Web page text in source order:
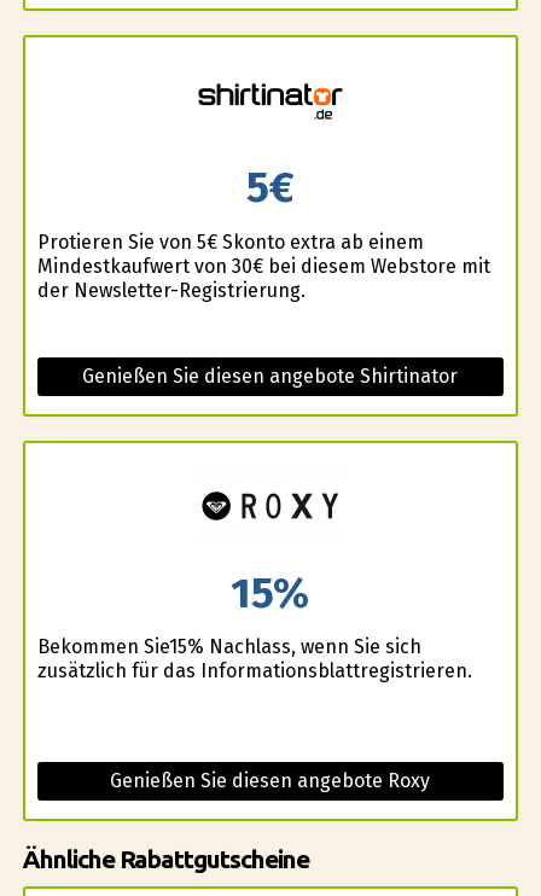
5€
Profitieren Sie von 5€ Skonto extra ab einem
Mindestkaufwert von 30€ bei diesem Webstore mit
der Newsletter-Registrierung.
Genießen Sie diesen angebote Shirtinator
15%
Bekommen Sie15% Nachlass, wenn Sie sich
zusätzlich für das Informationsblattregistrieren.
Genießen Sie diesen angebote Roxy
Ähnliche Rabattgutscheine